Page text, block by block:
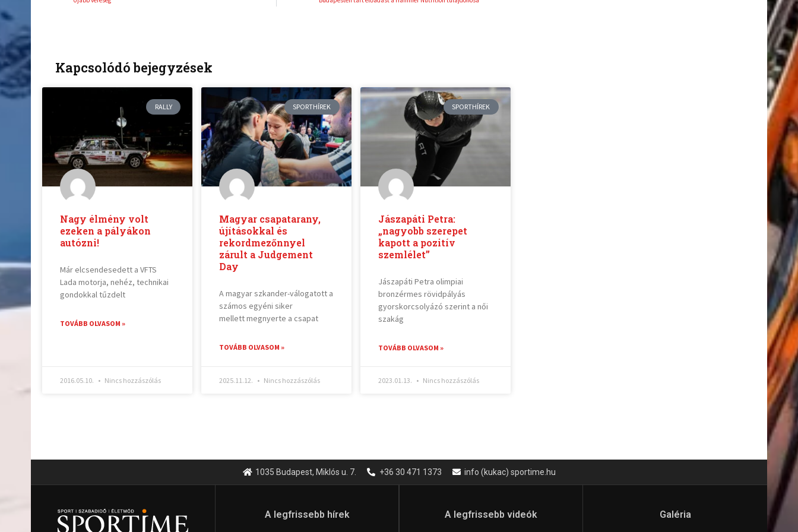
Kapcsolódó bejegyzések
RALLY
Nagy élmény volt
ezeken a pályákon
autózni!
Már elcsendesedett a VFTS
Lada motorja, nehéz, technikai
gondokkal tűzdelt
TOVÁBB OLVASOM »
2016.05.10. Nincs hozzászólás
SPORTHÍREK
Magyar csapatarany,
újításokkal és
rekordmezőnnyel
zárult a Judgement
Day
A magyar szkander-válogatott a
számos egyéni siker
mellett megnyerte a csapat
TOVÁBB OLVASOM »
2025.11.12. Nincs hozzászólás
SPORTHÍREK
Jászapáti Petra:
„nagyobb szerepet
kapott a pozitív
szemlélet”
Jászapáti Petra olimpiai
bronzérmes rövidpályás
gyorskorcsolyázó szerint a női
szakág
TOVÁBB OLVASOM »
2023.01.13. Nincs hozzászólás
1035 Budapest, Miklós u. 7. +36 30 471 1373 info (kukac) sportime.hu
A legfrissebb hírek A legfrissebb videók Galéria